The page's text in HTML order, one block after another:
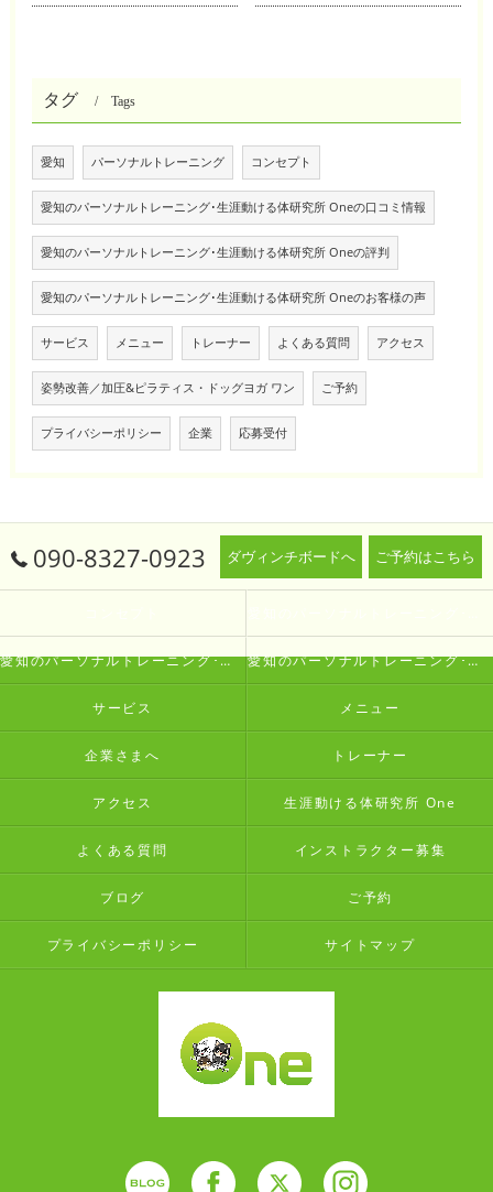
タグ Tags
愛知 パーソナルトレーニング コンセプト
愛知のパーソナルトレーニング･生涯動ける体研究所 Oneの口コミ情報
愛知のパーソナルトレーニング･生涯動ける体研究所 Oneの評判
愛知のパーソナルトレーニング･生涯動ける体研究所 Oneのお客様の声
サービス メニュー トレーナー よくある質問 アクセス
姿勢改善／加圧&ピラティス・ドッグヨガ ワン ご予約
プライバシーポリシー 企業 応募受付
090-8327-0923 ダヴィンチボードへ ご予約はこちら
愛知のパーソナルトレーニング･生涯動ける体研究所 Oneの評判 愛知のパーソナルトレーニング･生涯動ける体研究所 Oneのお客様の声
サービス メニュー
企業さまへ トレーナー
アクセス 生涯動ける体研究所 One
よくある質問 インストラクター募集
ブログ ご予約
プライバシーポリシー サイトマップ